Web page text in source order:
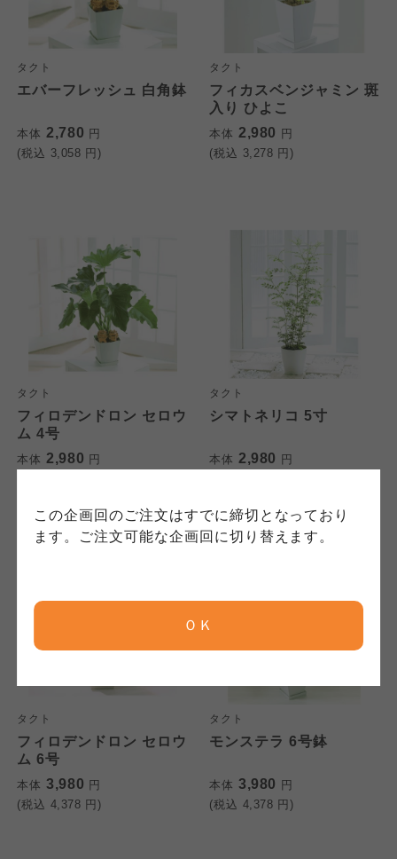
この企画回のご注文はすでに締切となっており
ます。ご注文可能な企画回に切り替えます。
ＯＫ
タクト
エバーフレッシュ 白角鉢
本体 2,780 円
(税込 3,058 円)
タクト
フィカスベンジャミン 斑
入り ひよこ
本体 2,980 円
(税込 3,278 円)
タクト
フィロデンドロン セロウ
ム 4号
本体 2,980 円
タクト
シマトネリコ 5寸
本体 2,980 円
タクト
フィロデンドロン セロウ
ム 6号
本体 3,980 円
(税込 4,378 円)
タクト
モンステラ 6号鉢
本体 3,980 円
(税込 4,378 円)
ご利用約款（ご利用規約・ご利
用規程）について
このサイトは7つの生協から業務委託を受けて、
コープきんき事業連合が運営しています。ご自
身が加入されている生協が定める利用約款をご
確認のうえ、ご利用ください。なお、クチコミ
投稿については、利用約款の細則として規定さ
れています。
コープしが
ならコープ
大阪いずみ市民生協
個人情報保護方針について
このサイトは7つの生協から業務委託を受けて、
コープきんき事業連合が運営しています。お預
かりしている個人情報については、コープ事業
連合、ならびに各生協の「個人情報保護方針」
にもどづいて、コープ事業連合が適切に管理を
おこなっています。
コープ事業連合、ならびに各生協の「個人情報
保護方針」については各生協のボタンをクリッ
クしてご確認ください。
コープしが
ならコープ
おおさかパルコープ
特定商取引法に基づく表記につ
このサイトは7つの生協から業務委託を受けて、
コープきんき事業連合が運営しています。販売
責任者は、それぞれご利用の生協となります。
各生協の「特定商取引法に基づく表記につい
て」については各生協のボタンをクリックして
ご確認ください。
コープしが
ならコープ
大阪いずみ市民生協